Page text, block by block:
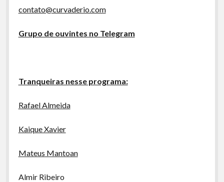
contato@curvaderio.com
Grupo de ouvintes no Telegram
Tranqueiras nesse programa:
Rafael Almeida
Kaique Xavier
Mateus Mantoan
Almir Ribeiro